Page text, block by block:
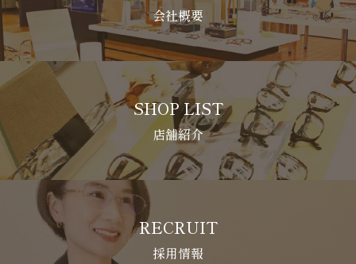
会社概要
SHOP LIST
店舗紹介
RECRUIT
採用情報